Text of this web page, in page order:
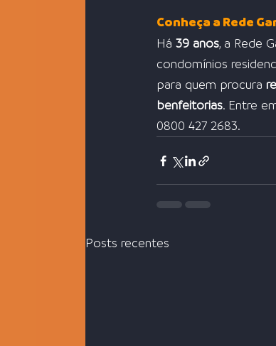
Conheça a Rede
Há 39 anos, a Rede
condomínios
para quem procura
benfeitorias. Entre
0800 427 2683.
Posts recentes